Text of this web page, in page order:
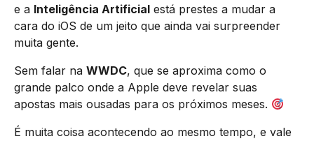
e a Inteligência Artificial está prestes a mudar a
cara do iOS de um jeito que ainda vai surpreender
muita gente.
Sem falar na WWDC, que se aproxima como o
grande palco onde a Apple deve revelar suas
apostas mais ousadas para os próximos meses.
É muita coisa acontecendo ao mesmo tempo, e vale